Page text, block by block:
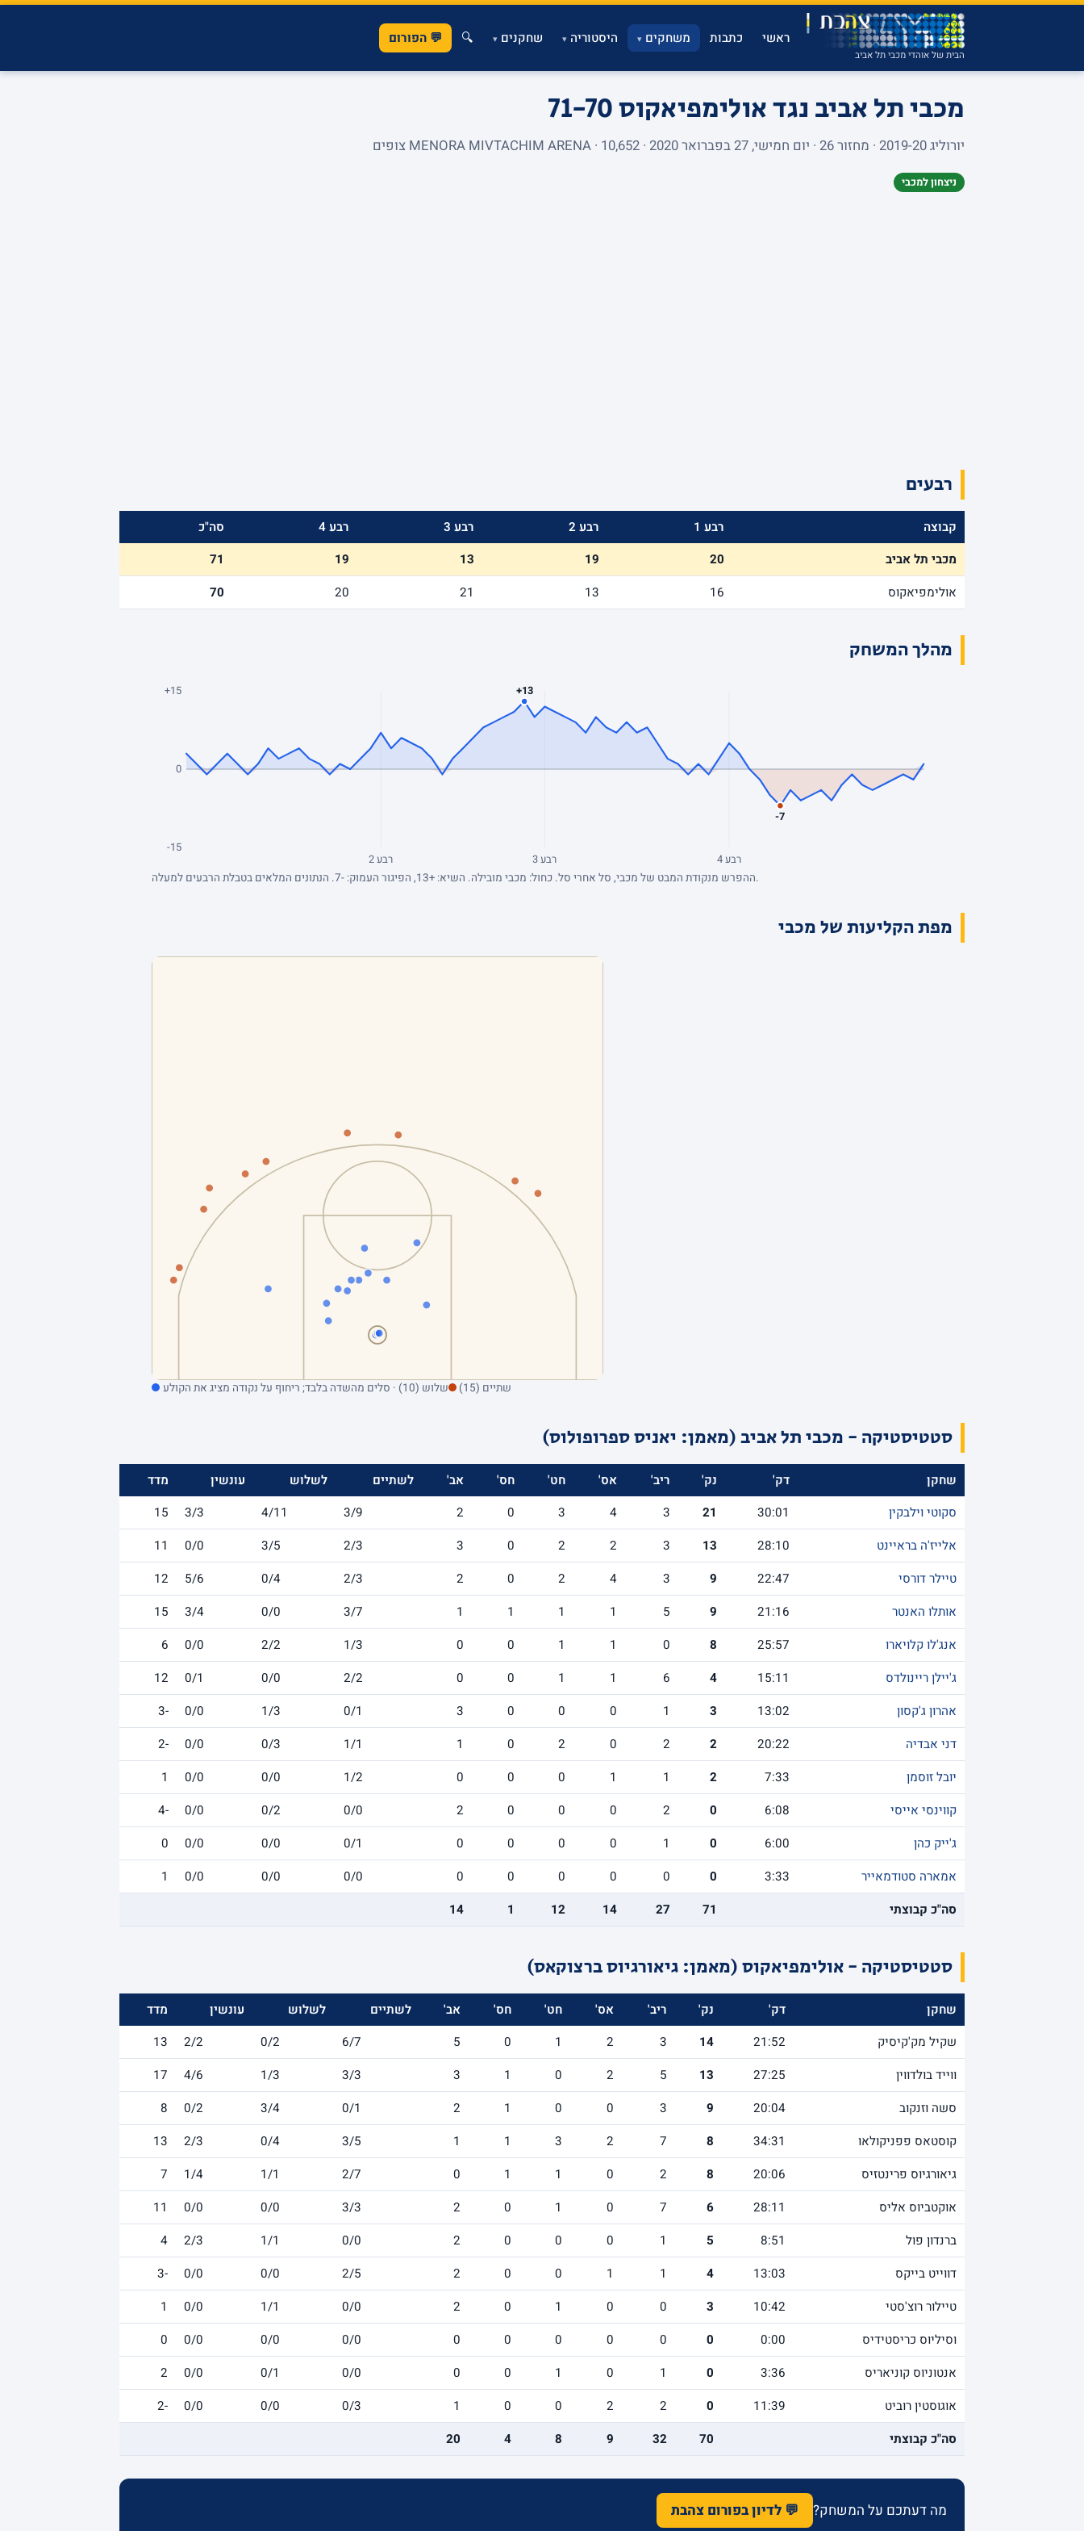
הבית של אוהדי מכבי תל אביב
ראשי כתבות משחקים▾ היסטוריה▾ שחקנים▾
🔍 💬 הפורום
מכבי תל אביב נגד אולימפיאקוס71-70
יורוליג 2019-20 · מחזור 26 · יום חמישי, 27 בפברואר 2020 · MENORA MIVTACHIM ARENA · 10,652 צופים
ניצחון למכבי
רבעים
קבוצה רבע 1 רבע 2 רבע 3 רבע 4
סה"כ
מכבי תל אביב
20
19
13
19
71
אולימפיאקוס
16
13
21
20
70
מהלך המשחק
+15
0
-15
+13
-7
רבע 2 רבע 3 רבע 4
ההפרש מנקודת המבט של מכבי, סל אחרי סל. כחול: מכבי מובילה. השיא: +13, הפיגור העמוק: -7. הנתונים המלאים בטבלת הרבעים למעלה.
מפת הקליעות של מכבי
שתיים (15) שלוש (10) · סלים מהשדה בלבד; ריחוף על נקודה מציג את הקולע
סטטיסטיקה - מכבי תל אביב (מאמן: יאניס ספרופולוס)
שחקן דק' נק' ריב' אס' חט' חס' אב' לשתיים לשלוש עונשין
מדד
סקוטי וילבקין
30:01
21
3
4
3
0
2
3/9
4/11
3/3
15
אלייז'ה בראיינט
28:10
13
3
2
2
0
3
2/3
3/5
0/0
11
טיילר דורסי
22:47
9
3
4
2
0
2
2/3
0/4
5/6
12
אותלו האנטר
21:16
9
5
1
1
1
1
3/7
0/0
3/4
15
אנג'לו קלויארו
25:57
8
0
1
1
0
0
1/3
2/2
0/0
6
ג'יילן ריינולדס
15:11
4
6
1
1
0
0
2/2
0/0
0/1
12
אהרון ג'קסון
13:02
3
1
0
0
0
3
0/1
1/3
0/0
-3
דני אבדיה
20:22
2
2
0
2
0
1
1/1
0/3
0/0
-2
יובל זוסמן
7:33
2
1
1
0
0
0
1/2
0/0
0/0
1
קווינסי אייסי
6:08
0
2
0
0
0
2
0/0
0/2
0/0
-4
ג'ייק כהן
6:00
0
1
0
0
0
0
0/1
0/0
0/0
0
אמארה סטודמאייר
3:33
0
0
0
0
0
0
0/0
0/0
0/0
1
סה"כ קבוצתי
71
27
14
12
1
14
סטטיסטיקה - אולימפיאקוס (מאמן: גיאורגיוס ברצוקאס)
שחקן דק' נק' ריב' אס' חט' חס' אב' לשתיים לשלוש עונשין
מדד
שקיל מק'קיסיק
21:52
14
3
2
1
0
5
6/7
0/2
2/2
13
ווייד בולדווין
27:25
13
5
2
0
1
3
3/3
1/3
4/6
17
סשה וזנקוב
20:04
9
3
0
0
1
2
0/1
3/4
0/2
8
קוסטאס פפניקולאו
34:31
8
7
2
3
1
1
3/5
0/4
2/3
13
גיאורגיוס פרינטזיס
20:06
8
2
0
1
1
0
2/7
1/1
1/4
7
אוקטביוס אליס
28:11
6
7
0
1
0
2
3/3
0/0
0/0
11
ברנדון פול
8:51
5
1
0
0
0
2
0/0
1/1
2/3
4
דווייט בייקס
13:03
4
1
1
0
0
2
2/5
0/0
0/0
-3
טיילור רוצ'סטי
10:42
3
0
0
1
0
2
0/0
1/1
0/0
1
וסיליוס כריסטידיס
0:00
0
0
0
0
0
0
0/0
0/0
0/0
0
אנטוניוס קוניאריס
3:36
0
1
0
1
0
0
0/0
0/1
0/0
2
אוגוסטין רוביט
11:39
0
2
2
0
0
1
0/3
0/0
0/0
-2
סה"כ קבוצתי
70
32
9
8
4
20
מה דעתכם על המשחק? 💬 לדיון בפורום צהבת